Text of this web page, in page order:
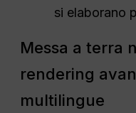
si elaborano
Messa a terra
rendering
multilingue